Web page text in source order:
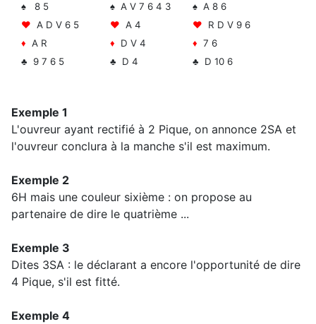
♠ 8 5 ♠ A V 7 6 4 3
♠ A 8 6
♥ A D V 6 5 ♥ A 4 ♥ R D V 9 6
♦ A R ♦ D V 4 ♦ 7 6
♣ 9 7 6 5
♣ D 4 ♣ D 10 6
Exemple 1
L'ouvreur ayant rectifié à 2 Pique, on annonce 2SA et
l'ouvreur conclura à la manche s'il est maximum.
Exemple 2
6H mais une couleur sixième : on propose au
partenaire de dire le quatrième ...
Exemple 3
Dites 3SA : le déclarant a encore l'opportunité de dire
4 Pique, s'il est fitté.
Exemple 4